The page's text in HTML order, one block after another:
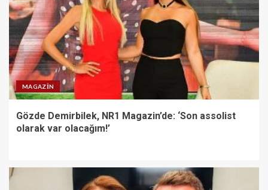
MAGAZIN
Gözde Demirbilek, NR1 Magazin’de: ‘Son assolist
olarak var olacağım!’